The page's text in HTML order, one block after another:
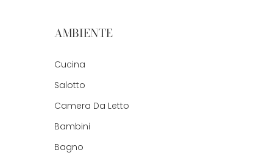
AMBIENTE
Cucina
Salotto
Camera Da Letto
Bambini
Bagno